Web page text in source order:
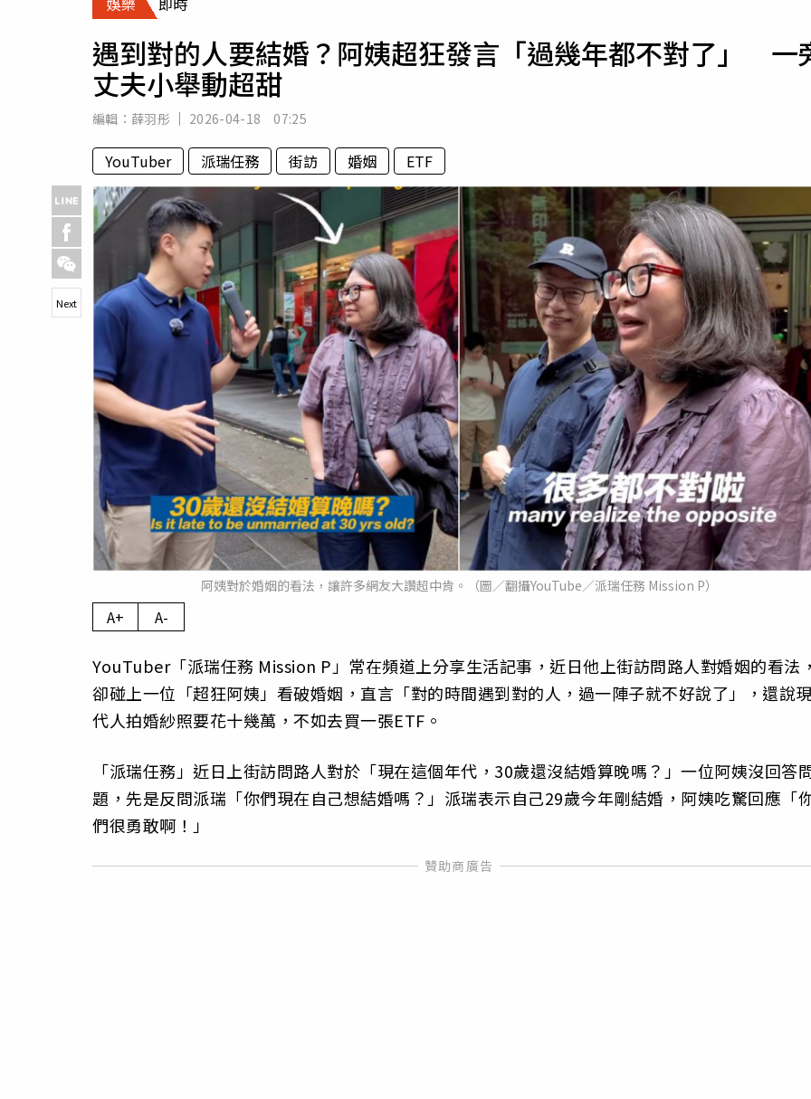
專欄
運勢
遇到對的人要結婚？阿姨超狂發言「過幾年都不對了」 一
丈夫小舉動超甜
編輯： 薛羽彤 2026-04-18 07:25
YouTuber 派瑞任務 街訪 婚姻 ETF
阿姨對於婚姻的看法，讓許多網友大讚超中肯。（圖／翻攝YouTube／派瑞任務 Mission P）
Next
A+ A-
YouTuber「派瑞任務 Mission P」常在頻道上分享生活記事，近日他上街訪問路人對婚姻的看法
卻碰上一位「超狂阿姨」看破婚姻，直言「對的時間遇到對的人，過一陣子就不好說了」，還說
代人拍婚紗照要花十幾萬，不如去買一張ETF。
「派瑞任務」近日上街訪問路人對於「現在這個年代，30歲還沒結婚算晚嗎？」一位阿姨沒回答
題，先是反問派瑞「你們現在自己想結婚嗎？」派瑞表示自己29歲今年剛結婚，阿姨吃驚回應「
們很勇敢啊！」